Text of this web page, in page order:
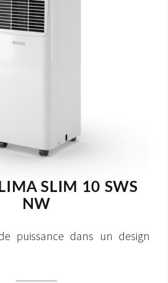
SLIM 10 SWS
NW
puissance dans un design